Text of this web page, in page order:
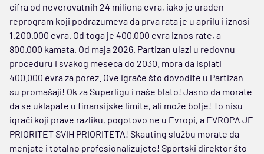
cifra od neverovatnih 24 miliona evra, iako je urađen
reprogram koji podrazumeva da prva rata je u aprilu i iznosi
1.200.000 evra. Od toga je 400.000 evra iznos rate, a
800.000 kamata. Od maja 2026. Partizan ulazi u redovnu
proceduru i svakog meseca do 2030. mora da isplati
400.000 evra za porez. Ove igrače što dovodite u Partizan
su promašaji! Ok za Superligu i naše blato! Jasno da morate
da se uklapate u finansijske limite, ali može bolje! To nisu
igrači koji prave razliku, pogotovo ne u Evropi, a EVROPA JE
PRIORITET SVIH PRIORITETA! Skauting službu morate da
menjate i totalno profesionalizujete! Sportski direktor što